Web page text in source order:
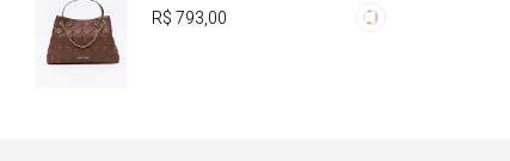
R$793,00